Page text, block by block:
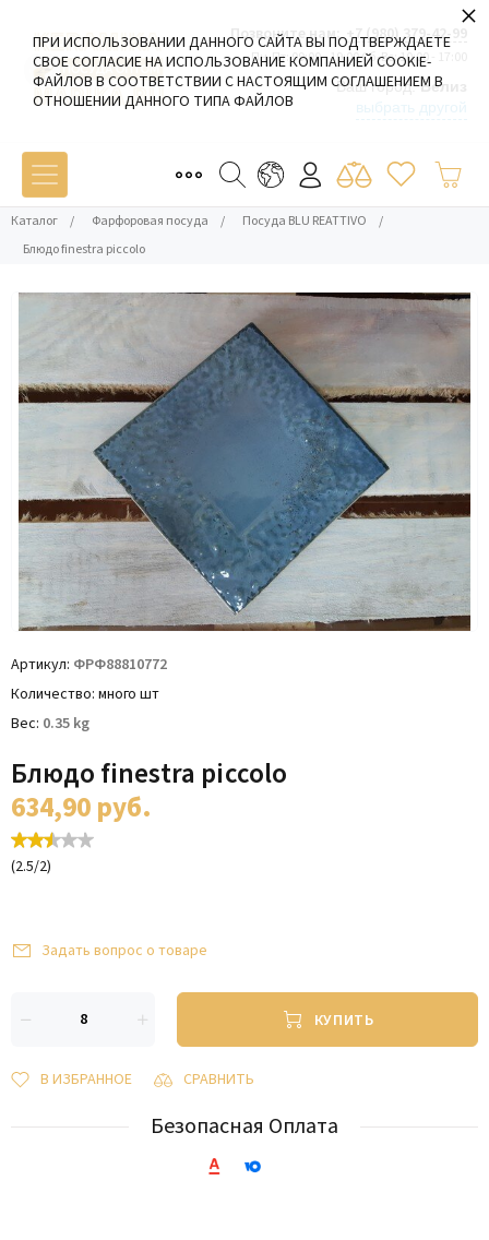
Позвоните нам: +7 (980) 379-42-99
Пн-Пт: 09:00 - 19:00 Сб-Вс: 10:00 - 17:00
Ваш город:Белиз
Каталог / Фарфоровая посуда / Посуда BLU REATTIVO
/
Блюдо finestra piccolo
Артикул ФРФ88810772
Количество много шт
Вес 0.35 kg
Блюдо finestra piccolo
634,90руб.
(2.5/2)
Задать вопрос о товаре
КУПИТЬ
В ИЗБРАННОЕ СРАВНИТЬ
Безопасная Оплата
ПРИ ИСПОЛЬЗОВАНИИ ДАННОГО САЙТА ВЫ ПОДТВЕРЖДАЕТЕ
СВОЕ СОГЛАСИЕ НА ИСПОЛЬЗОВАНИЕ КОМПАНИЕЙ COOKIE-
ФАЙЛОВ В СООТВЕТСТВИИ С НАСТОЯЩИМ СОГЛАШЕНИЕМ В
ОТНОШЕНИИ ДАННОГО ТИПА ФАЙЛОВ
×